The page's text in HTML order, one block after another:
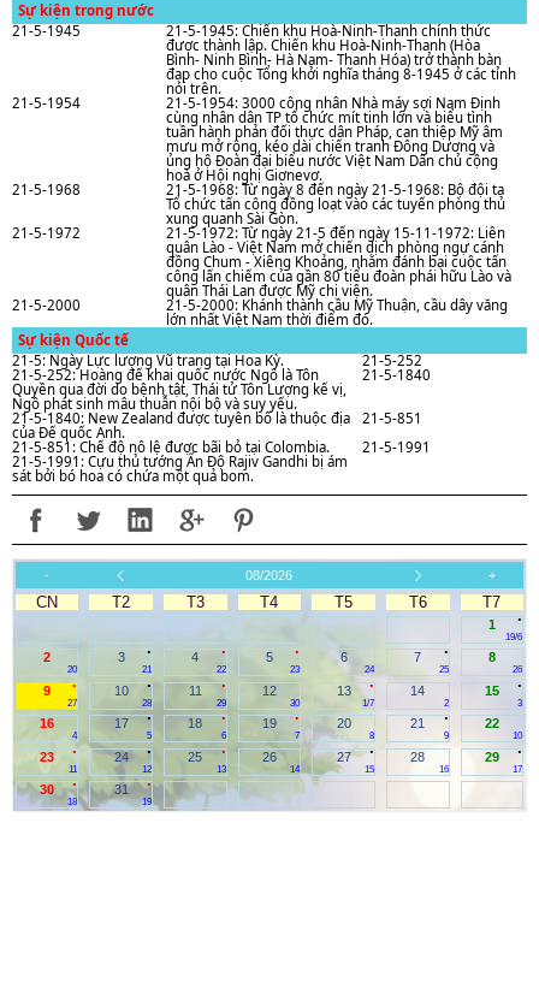
Sự kiện trong nước
21-5-1945
21-5-1945: Chiến khu Hoà-Ninh-Thanh chính thức
được thành lập. Chiến khu Hoà-Ninh-Thanh (Hòa
Bình- Ninh Bình- Hà Nam- Thanh Hóa) trở thành bàn
đạp cho cuộc Tổng khởi nghĩa tháng 8-1945 ở các tỉnh
nói trên.
21-5-1954
21-5-1954: 3000 công nhân Nhà máy sợi Nam Định
cùng nhân dân TP tổ chức mít tinh lớn và biểu tình
tuần hành phản đối thực dân Pháp, can thiệp Mỹ âm
mưu mở rộng, kéo dài chiến tranh Đông Dương và
ủng hộ Đoàn đại biểu nước Việt Nam Dân chủ cộng
hoà ở Hội nghị Giơnevơ.
21-5-1968
21-5-1968: Từ ngày 8 đến ngày 21-5-1968: Bộ đội ta
Tổ chức tấn công đồng loạt vào các tuyến phòng thủ
xung quanh Sài Gòn.
21-5-1972
21-5-1972: Từ ngày 21-5 đến ngày 15-11-1972: Liên
quân Lào - Việt Nam mở chiến dịch phòng ngự cánh
đồng Chum - Xiêng Khoảng, nhằm đánh bại cuộc tấn
công lấn chiếm của gần 80 tiểu đoàn phái hữu Lào và
quân Thái Lan được Mỹ chi viện.
21-5-2000
21-5-2000: Khánh thành cầu Mỹ Thuận, cầu dây văng
lớn nhất Việt Nam thời điểm đó.
Sự kiện Quốc tế
21-5: Ngày Lực lượng Vũ trang tại Hoa Kỳ.
21-5-252
21-5-252: Hoàng đế khai quốc nước Ngô là Tôn
Quyền qua đời do bệnh tật, Thái tử Tôn Lượng kế vị,
Ngô phát sinh mâu thuẫn nội bộ và suy yếu.
21-5-1840
21-5-1840: New Zealand được tuyên bố là thuộc địa
của Đế quốc Anh.
21-5-851
21-5-851: Chế độ nô lệ được bãi bỏ tại Colombia.
21-5-1991
21-5-1991: Cựu thủ tướng Ấn Độ Rajiv Gandhi bị ám
sát bởi bó hoa có chứa một quả bom.
- 08/2026 +
CN T2 T3 T4 T5 T6 T7
.
1
19/6
2
20
.
3
21
.
4
22
.
5
23
6
24
.
7
25
8
26
.
9
27
.
10
28
.
11
29
12
30
.
13
1/7
14
2
.
15
3
16
4
.
17
5
.
18
6
.
19
7
20
8
.
21
9
22
10
.
23
11
.
24
12
.
25
13
26
14
.
27
15
28
16
.
29
17
.
30
18
.
31
19